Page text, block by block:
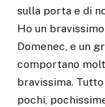
sulla porta e di
Ho un
Domenec, e un
comportano
bravissima.
pochi,